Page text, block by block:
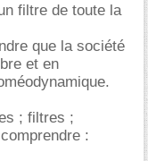
filtre de toute la
que la société
et en
; filtres ;
: